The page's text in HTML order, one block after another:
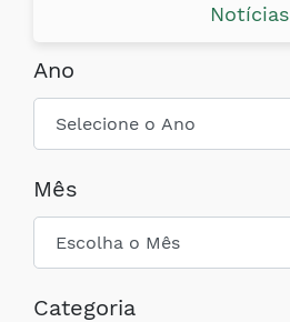
Notícias
Ano
Mês
Categoria